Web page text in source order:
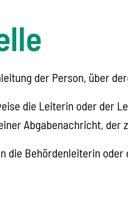
der Person, über
die Leiterin oder der
Abgabenachricht, der
die Behördenleiterin